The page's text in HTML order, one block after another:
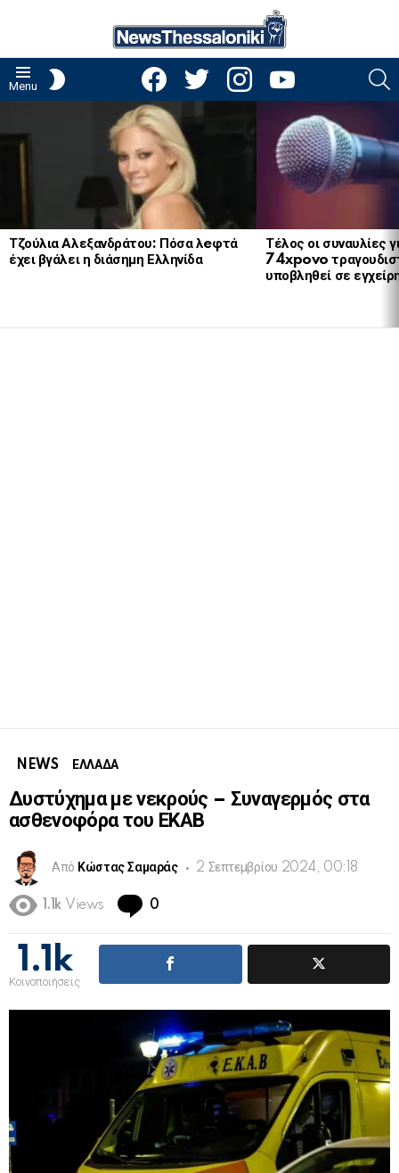
Menu
facebooktwitter instagramyoutube
Τζούλια Αλεξανδράτου: Πόσα λeφτά
έχει βγάλει η διάσημη Ελληνίδα
Τέλος οι συναυλίες
74xpovo
υποβληθεί σε
NEWS ΕΛΛΑΔΑ
Δυστύχημα με νεκρούς – Συναγερμός στα
ασθενοφόρα του ΕΚΑΒ
Από Κώστας Σαμαράς 2 Σεπτεμβρίου 2024, 00:18
1.1k Views 0
1.1k
Κοινοποιήσεις